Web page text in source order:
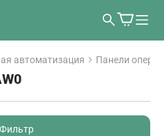
автоматизация Панели
Фильтр